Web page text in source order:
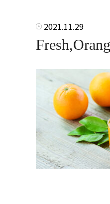
2021.11.29